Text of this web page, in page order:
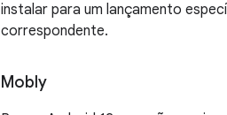
instalar para um lançamento
correspondente.
Mobly